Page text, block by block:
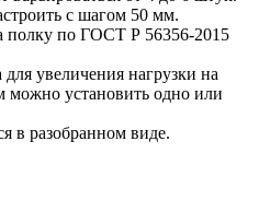
с шагом 50 мм.
полку по ГОСТ Р 56356-2015
увеличения нагрузки на
установить одно или
в разобранном виде.